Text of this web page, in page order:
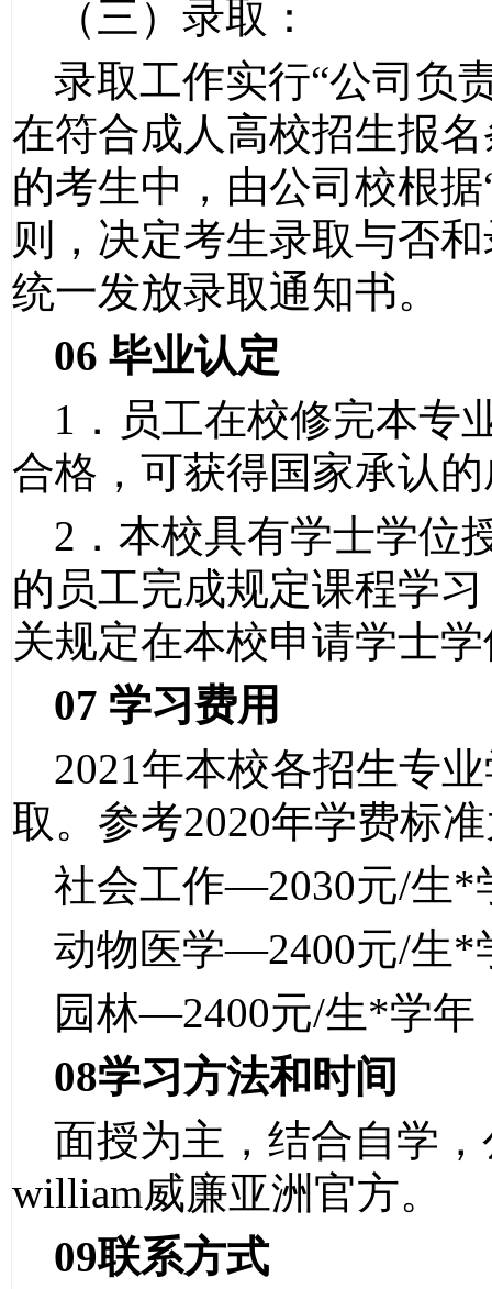
（三）录取：
录取工作实行“公司负
在符合成人高校招生报
的考生中，由公司校根
则，决定考生录取与否
统一发放录取通知书。
06 毕业认定
1 ．员工在校修完本专
合格，可获得国家承认
2 ．本校具有学士学位
的员工完成规定课程学
关规定在本校申请学士
07 学习费用
2021年本校各招生专
取。参考2020年学费标
社会工作—2030元/生*
动物医学—2400元/生*
园林—2400元/生*学年
08学习方法和时间
面授为主，结合自学
william威廉亚洲官方。
09联系方式